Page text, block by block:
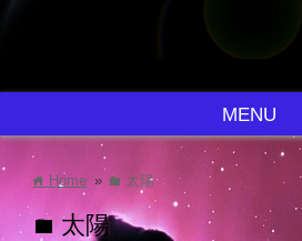
MENU
home Home » folder 太陽
folder太陽